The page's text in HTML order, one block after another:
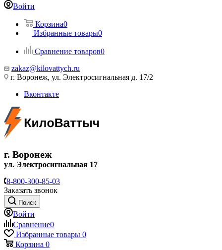
Войти
Корзина0
Избранные товары0
Сравнение товаров0
zakaz@kilovattych.ru
г. Воронеж, ул. Электросигнальная д. 17/2
Вконтакте
г. Воронеж
ул. Электросигнальная 17
8-800-300-85-03
Заказать звонок
Поиск
Войти
Сравнение0
Избранные товары 0
Корзина 0